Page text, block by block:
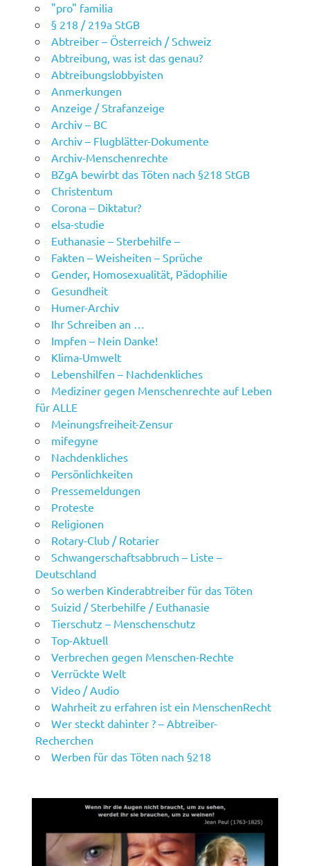
"pro" familia
§ 218 / 219a StGB
Abtreiber – Österreich / Schweiz
Abtreibung, was ist das genau?
Abtreibungslobbyisten
Anmerkungen
Anzeige / Strafanzeige
Archiv – BC
Archiv – Flugblätter-Dokumente
Archiv-Menschenrechte
BZgA bewirbt das Töten nach §218 StGB
Christentum
Corona – Diktatur?
elsa-studie
Euthanasie – Sterbehilfe –
Fakten – Weisheiten – Sprüche
Gender, Homosexualität, Pädophilie
Gesundheit
Humer-Archiv
Ihr Schreiben an …
Impfen – Nein Danke!
Klima-Umwelt
Lebenshilfen – Nachdenkliches
Mediziner gegen Menschenrechte auf Leben
für ALLE
Meinungsfreiheit-Zensur
mifegyne
Nachdenkliches
Persönlichkeiten
Pressemeldungen
Proteste
Religionen
Rotary-Club / Rotarier
Schwangerschaftsabbruch – Liste –
Deutschland
So werben Kinderabtreiber für das Töten
Suizid / Sterbehilfe / Euthanasie
Tierschutz – Menschenschutz
Top-Aktuell
Verbrechen gegen Menschen-Rechte
Verrückte Welt
Video / Audio
Wahrheit zu erfahren ist ein MenschenRecht
Wer steckt dahinter ? – Abtreiber-
Recherchen
Werben für das Töten nach §218